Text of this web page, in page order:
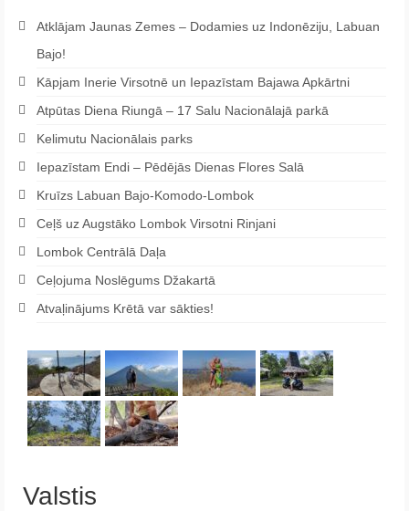
Atklājam Jaunas Zemes – Dodamies uz Indonēziju, Labuan
Bajo!
Kāpjam Inerie Virsotnē un Iepazīstam Bajawa Apkārtni
Atpūtas Diena Riungā – 17 Salu Nacionālajā parkā
Kelimutu Nacionālais parks
Iepazīstam Endi – Pēdējās Dienas Flores Salā
Kruīzs Labuan Bajo-Komodo-Lombok
Ceļš uz Augstāko Lombok Virsotni Rinjani
Lombok Centrālā Daļa
Ceļojuma Noslēgums Džakartā
Atvaļinājums Krētā var sākties!
Valstis